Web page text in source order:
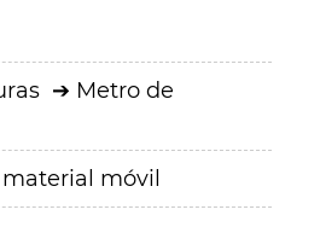
Metro de
móvil